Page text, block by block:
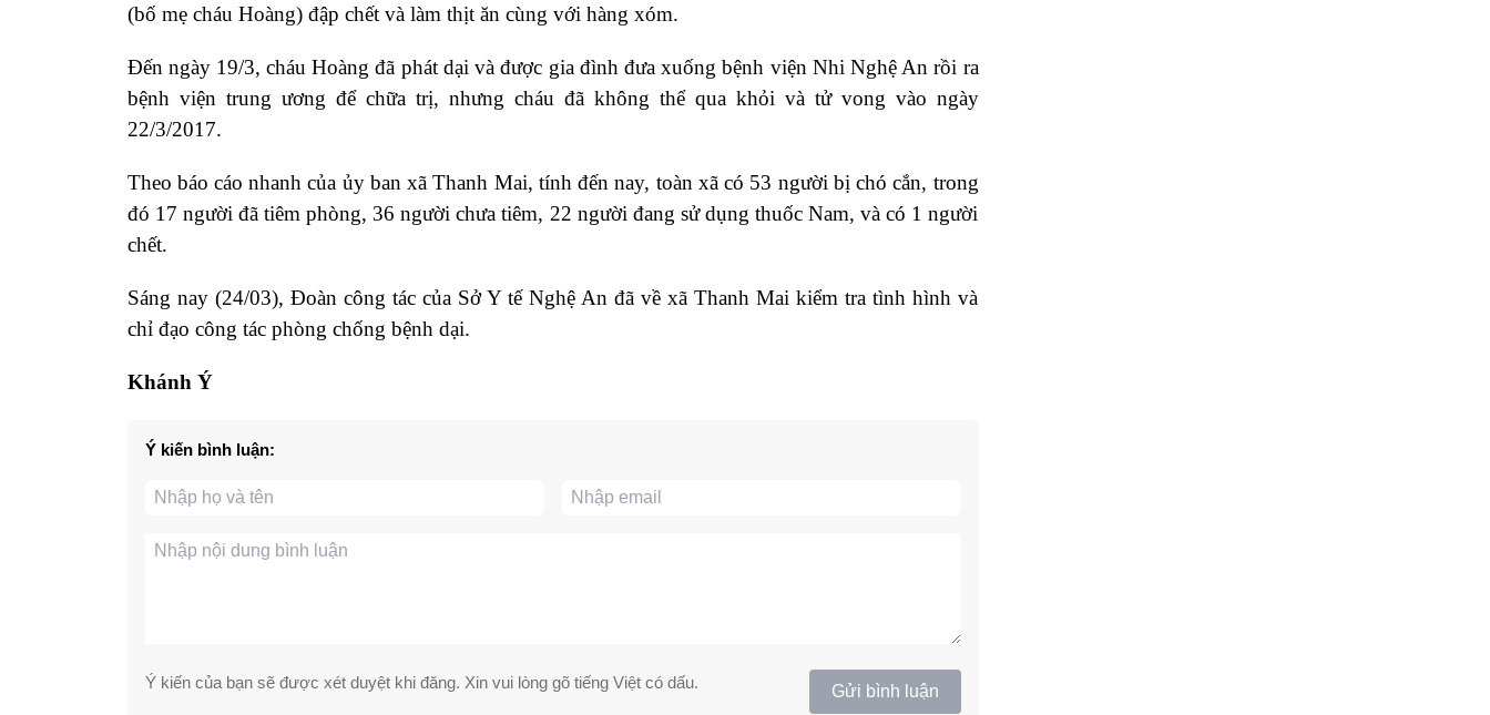
(bố mẹ cháu Hoàng) đập chết và làm thịt ăn cùng với hàng xóm.
Đến ngày 19/3, cháu Hoàng đã phát dại và được gia đình đưa xuống bệnh viện Nhi Nghệ An rồi ra
bệnh viện trung ương để chữa trị, nhưng cháu đã không thể qua khỏi và tử vong vào ngày
22/3/2017.
Theo báo cáo nhanh của ủy ban xã Thanh Mai, tính đến nay, toàn xã có 53 người bị chó cắn, trong
đó 17 người đã tiêm phòng, 36 người chưa tiêm, 22 người đang sử dụng thuốc Nam, và có 1 người
chết.
Sáng nay (24/03), Đoàn công tác của Sở Y tế Nghệ An đã về xã Thanh Mai kiểm tra tình hình và
chỉ đạo công tác phòng chống bệnh dại.
Khánh Ý
Ý kiến bình luận:
Ý kiến của bạn sẽ được xét duyệt khi đăng. Xin vui lòng gõ tiếng Việt có dấu. Gửi bình luận